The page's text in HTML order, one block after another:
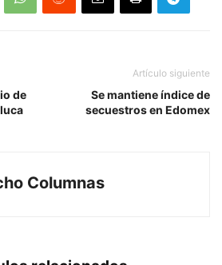
de
Artículo siguiente
Se mantiene índice de
secuestros en Edomex
Columnas